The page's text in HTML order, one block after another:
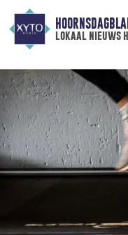
lokaal nieuws